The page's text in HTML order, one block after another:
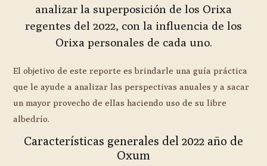
analizar la superposición de los Orixa
regentes del 2022, con la influencia de los
Orixa personales de cada uno.
El objetivo de este reporte es brindarle una guía práctica
que le ayude a analizar las perspectivas anuales y a sacar
un mayor provecho de ellas haciendo uso de su libre
albedrío.
Características generales del 2022 año de
Oxum